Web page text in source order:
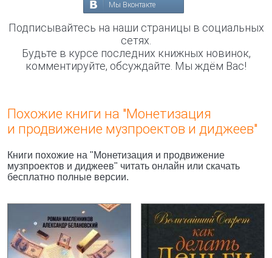
Мы Вконтакте
Подписывайтесь на наши страницы в социальных
сетях.
Будьте в курсе последних книжных новинок,
комментируйте, обсуждайте. Мы ждём Вас!
Похожие книги на "Монетизация
и продвижение музпроектов и диджеев"
Книги похожие на "Монетизация и продвижение
музпроектов и диджеев" читать онлайн или скачать
бесплатно полные версии.